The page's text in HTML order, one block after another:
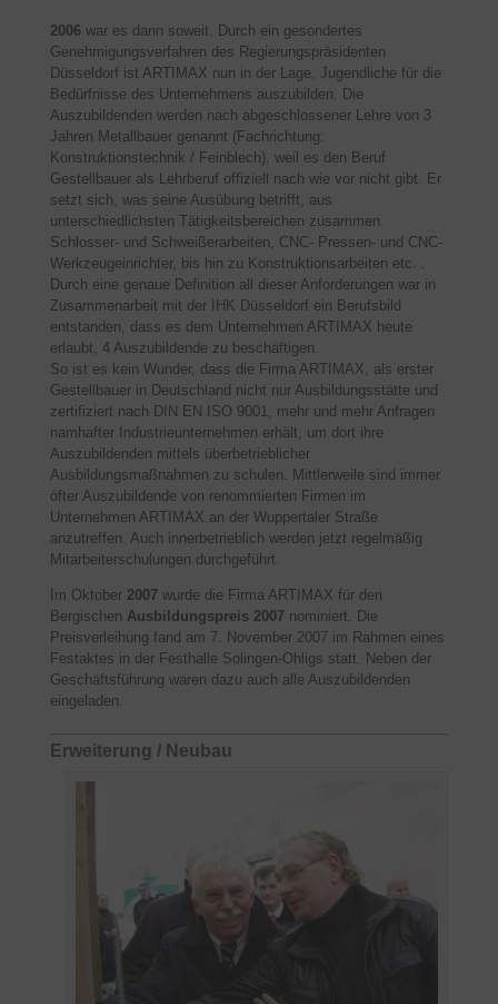
2006war es dann soweit. Durch ein gesondertes
Genehmigungsverfahren des Regierungspräsidenten
Düsseldorf ist ARTIMAX nun in der Lage, Jugendliche für die
Bedürfnisse des Unternehmens auszubilden. Die
Auszubildenden werden nach abgeschlossener Lehre von 3
Jahren Metallbauer genannt (Fachrichtung:
Konstruktionstechnik / Feinblech), weil es den Beruf
Gestellbauer als Lehrberuf offiziell nach wie vor nicht gibt. Er
setzt sich, was seine Ausübung betrifft, aus
unterschiedlichsten Tätigkeitsbereichen zusammen.
Schlosser- und Schweißerarbeiten, CNC- Pressen- und CNC-
Werkzeugeinrichter, bis hin zu Konstruktionsarbeiten etc. .
Durch eine genaue Definition all dieser Anforderungen war in
Zusammenarbeit mit der IHK Düsseldorf ein Berufsbild
entstanden, dass es dem Unternehmen ARTIMAX heute
erlaubt, 4 Auszubildende zu beschäftigen.
So ist es kein Wunder, dass die Firma ARTIMAX, als erster
Gestellbauer in Deutschland nicht nur Ausbildungsstätte und
zertifiziert nach DIN EN ISO 9001, mehr und mehr Anfragen
namhafter Industrieunternehmen erhält, um dort ihre
Auszubildenden mittels überbetrieblicher
Ausbildungsmaßnahmen zu schulen. Mittlerweile sind immer
öfter Auszubildende von renommierten Firmen im
Unternehmen ARTIMAX an der Wuppertaler Straße
anzutreffen. Auch innerbetrieblich werden jetzt regelmäßig
Mitarbeiterschulungen durchgeführt.
Im Oktober 2007wurde die Firma ARTIMAX für den
Bergischen Ausbildungspreis 2007nominiert. Die
Preisverleihung fand am 7. November 2007 im Rahmen eines
Festaktes in der Festhalle Solingen-Ohligs statt. Neben der
Geschäftsführung waren dazu auch alle Auszubildenden
eingeladen.
Erweiterung / Neubau